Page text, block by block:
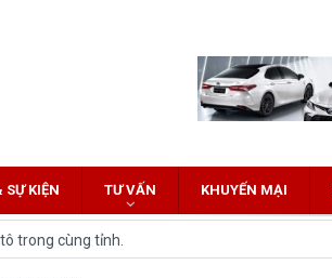
SỰ KIỆN TƯ VẤN KHUYẾN MẠI
trong cùng tỉnh.